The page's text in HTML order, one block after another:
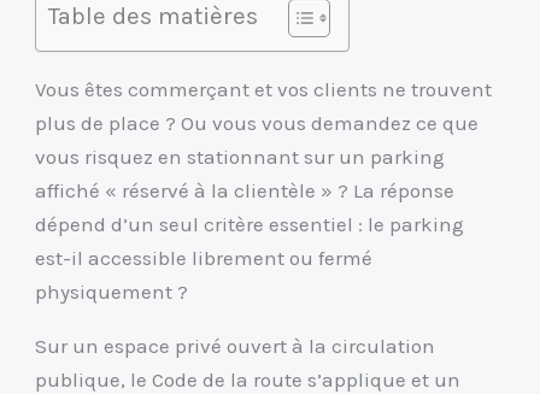
Table des matières
Vous êtes commerçant et vos clients ne trouvent
plus de place ? Ou vous vous demandez ce que
vous risquez en stationnant sur un parking
affiché « réservé à la clientèle » ? La réponse
dépend d’un seul critère essentiel : le parking
est-il accessible librement ou fermé
physiquement ?
Sur un espace privé ouvert à la circulation
publique, le Code de la route s’applique et un